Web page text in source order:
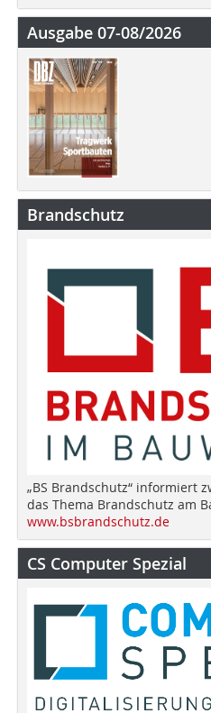
Ausgabe 07-08/2026
Brandschutz
„BS Brandschutz“ informiert
das Thema Brandschutz am
www.bsbrandschutz.de
CS Computer Spezial